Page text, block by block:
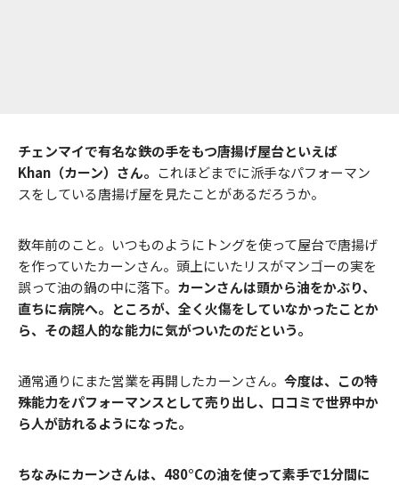
チェンマイで有名な鉄の手をもつ唐揚げ屋台といえば
Khan（カーン）さん。 これほどまでに派手なパフォーマン
スをしている唐揚げ屋を見たことがあるだろうか。
数年前のこと。いつものようにトングを使って屋台で唐揚げ
を作っていたカーンさん。頭上にいたリスがマンゴーの実を
誤って油の鍋の中に落下。 カーンさんは頭から油をかぶり、
直ちに病院へ。ところが、全く火傷をしていなかったことか
ら、その超人的な能力に気がついたのだという。
通常通りにまた営業を再開したカーンさん。 今度は、この特
殊能力をパフォーマンスとして売り出し、口コミで世界中か
ら人が訪れるようになった。
ちなみにカーンさんは、480°Cの油を使って素手で1分間に